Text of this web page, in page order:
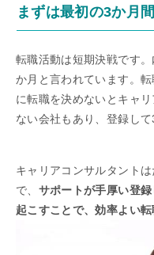
まずは最初の3か月
転職活動は短期決戦です
か月と言われています。
に転職を決めないとキャ
ない会社もあり、登録し
キャリアコンサルタント
で、 サポートが手厚い登
起こすことで、効率よい転